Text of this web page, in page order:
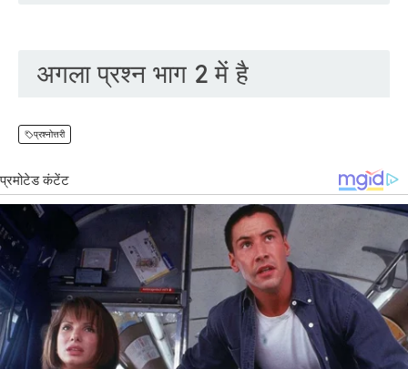
अगला प्रश्न भाग 2 में है
प्रश्नोत्तरी